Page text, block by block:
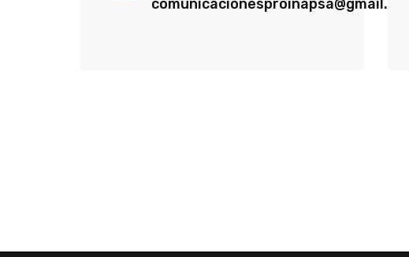
comunicacionesproinapsa@gmail.com